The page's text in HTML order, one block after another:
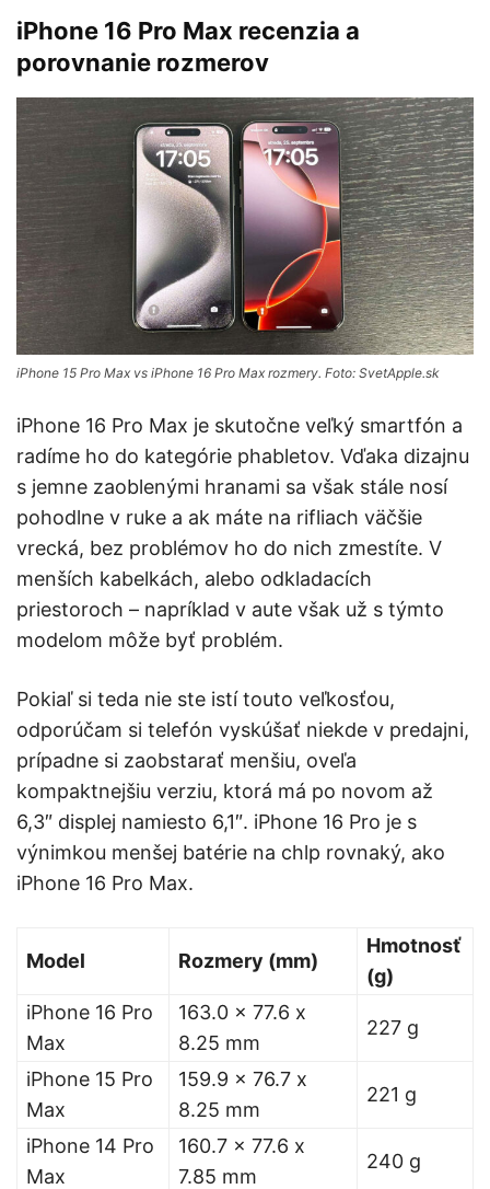
iPhone 16 Pro Max recenzia a
porovnanie rozmerov
iPhone 15 Pro Max vs iPhone 16 Pro Max rozmery. Foto: SvetApple.sk
iPhone 16 Pro Max je skutočne veľký smartfón a
radíme ho do kategórie phabletov. Vďaka dizajnu
s jemne zaoblenými hranami sa však stále nosí
pohodlne v ruke a ak máte na rifliach väčšie
vrecká, bez problémov ho do nich zmestíte. V
menších kabelkách, alebo odkladacích
priestoroch – napríklad v aute však už s týmto
modelom môže byť problém.
Pokiaľ si teda nie ste istí touto veľkosťou,
odporúčam si telefón vyskúšať niekde v predajni,
prípadne si zaobstarať menšiu, oveľa
kompaktnejšiu verziu, ktorá má po novom až
6,3″ displej namiesto 6,1″. iPhone 16 Pro je s
výnimkou menšej batérie na chlp rovnaký, ako
iPhone 16 Pro Max.
Model Rozmery (mm)
Hmotnosť
(g)
iPhone 16 Pro
Max
163.0 x 77.6 x
8.25 mm
227 g
iPhone 15 Pro
Max
159.9 x 76.7 x
8.25 mm
221 g
iPhone 14 Pro
Max
160.7 x 77.6 x
7.85 mm
240 g